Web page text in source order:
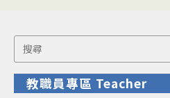
Search
for:
教職員專區 Teacher